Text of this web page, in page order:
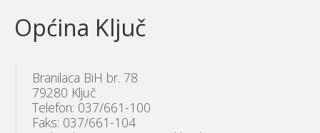
Općina Ključ
Branilaca BiH br. 78
79280 Ključ
Telefon: 037/661-100
Faks: 037/661-104